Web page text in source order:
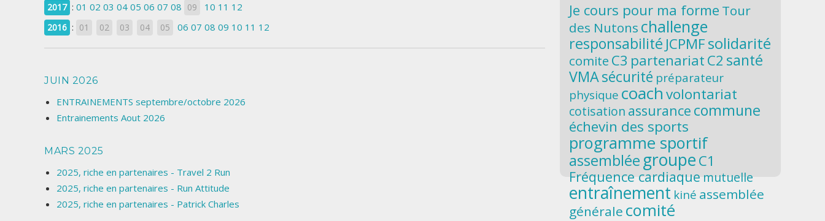
2017 : 01 02 03 04 05 06 07 08 09 10 11 12
2016 : 01 02 03 04 05 06 07 08 09 10 11 12
JUIN 2026
ENTRAINEMENTS septembre/octobre 2026
Entrainements Aout 2026
MARS 2025
2025, riche en partenaires - Travel 2 Run
2025, riche en partenaires - Run Attitude
2025, riche en partenaires - Patrick Charles
Je cours pour ma forme Tour
des Nutons challenge
responsabilité JCPMFsolidarité
comite C3 partenariat C2 santé
VMAsécurité préparateur
physique coachvolontariat
cotisation assurance commune
échevin des sports
programme sportif
assemblée groupe C1
Fréquence cardiaque mutuelle
entraînement kiné assemblée
générale comité